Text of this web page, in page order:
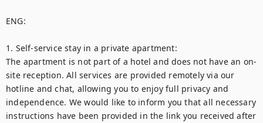
ENG:
1. Self-service stay in a private apartment:
The apartment is not part of a hotel and does not have an on-
site reception. All services are provided remotely via our
hotline and chat, allowing you to enjoy full privacy and
independence. We would like to inform you that all necessary
instructions have been provided in the link you received after